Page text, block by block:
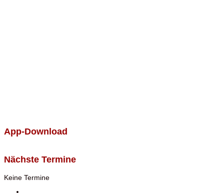
App-Download
Nächste Termine
Keine Termine